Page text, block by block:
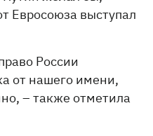
Евросоюза выступал
России
от нашего имени,
– также отметила